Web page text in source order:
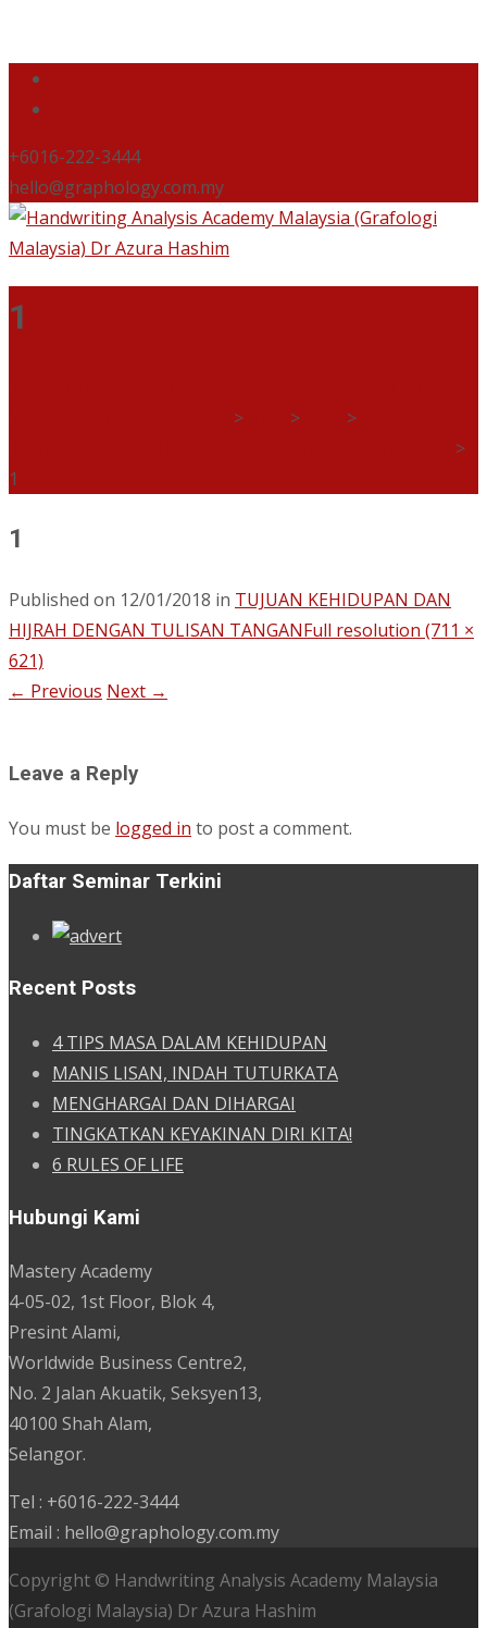
+6016-222-3444
hello@graphology.com.my
1
> > >
>
1
1
Published on 12/01/2018 in TUJUAN KEHIDUPAN DAN
HIJRAH DENGAN TULISAN TANGANFull resolution (711 ×
621)
← Previous Next →
Leave a Reply
You must be logged in to post a comment.
Daftar Seminar Terkini
Recent Posts
4 TIPS MASA DALAM KEHIDUPAN
MANIS LISAN, INDAH TUTURKATA
MENGHARGAI DAN DIHARGAI
TINGKATKAN KEYAKINAN DIRI KITA!
6 RULES OF LIFE
Hubungi Kami
Mastery Academy
4-05-02, 1st Floor, Blok 4,
Presint Alami,
Worldwide Business Centre2,
No. 2 Jalan Akuatik, Seksyen13,
40100 Shah Alam,
Selangor.
Tel : +6016-222-3444
Email : hello@graphology.com.my
Copyright © Handwriting Analysis Academy Malaysia
(Grafologi Malaysia) Dr Azura Hashim